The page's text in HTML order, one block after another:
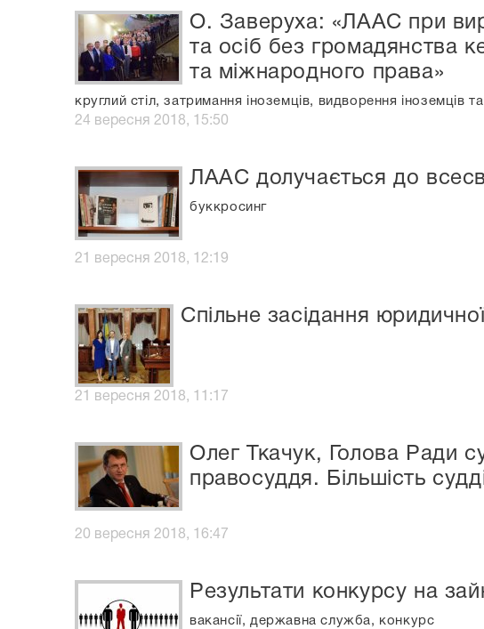
О. Заверуха: «ЛААС при
та осіб без громадянства
та міжнародного права»
круглий стіл, затримання іноземців, видворення іноземців
24 вересня 2018, 15:50
ЛААС долучається до
буккросинг
21 вересня 2018, 12:19
Cпільне засідання
21 вересня 2018, 11:17
Олег Ткачук, Голова Ради
правосуддя. Більшість
20 вересня 2018, 16:47
Результати конкурсу на
вакансії, державна служба, конкурс